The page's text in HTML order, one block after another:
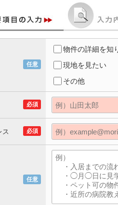
任意
物件の詳細を知
現地を見たい
その他
必須
必須
ス
任意